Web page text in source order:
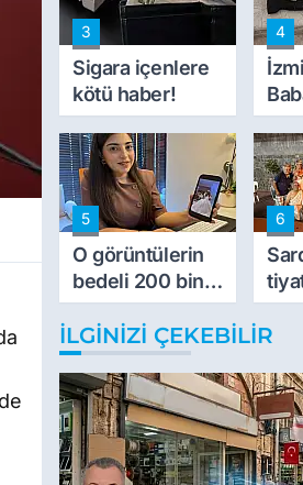
de
3
Sigara içenlere
kötü haber!
4
5
O görüntülerin
bedeli 200 bin
TL
6
İLGINIZI ÇEKEBILIR